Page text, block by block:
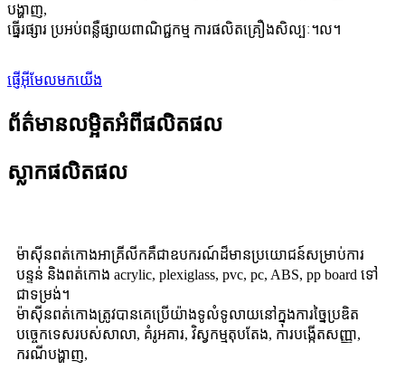
បង្ហាញ,
ធ្នើរផ្សារ ប្រអប់ពន្លឺផ្សាយពាណិជ្ជកម្ម ការផលិតគ្រឿងសិល្បៈ។ល។
ផ្ញើអ៊ីមែលមកយើង
ព័ត៌មានលម្អិតអំពីផលិតផល
ស្លាកផលិតផល
ម៉ាស៊ីនពត់កោងអាគ្រីលីកគឺជាឧបករណ៍ដ៏មានប្រយោជន៍សម្រាប់ការ
បន្ទន់ និងពត់កោង acrylic, plexiglass, pvc, pc, ABS, pp board ទៅ
ជាទម្រង់។
ម៉ាស៊ីនពត់កោងត្រូវបានគេប្រើយ៉ាងទូលំទូលាយនៅក្នុងការច្នៃប្រឌិត
បច្ចេកទេសរបស់សាលា, គំរូអគារ, វិស្វកម្មតុបតែង, ការបង្កើតសញ្ញា,
ករណីបង្ហាញ,